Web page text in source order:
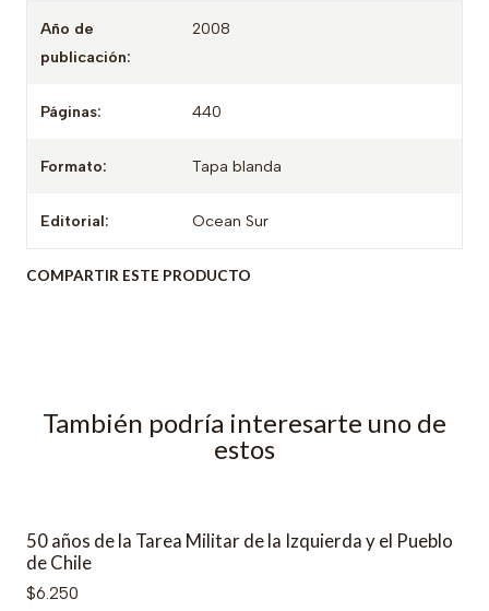
Año de
publicación:
2008
Páginas: 440
Formato: Tapa blanda
Editorial: Ocean Sur
COMPARTIR ESTE PRODUCTO
También podría interesarte uno de
estos
50 años de la Tarea Militar de la Izquierda y el Pueblo
de Chile
$6.250